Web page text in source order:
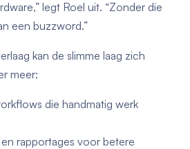
legt Roel uit. “Zonder die
een buzzword.”
kan de slimme laag zich
meer:
die handmatig werk
rapportages voor betere